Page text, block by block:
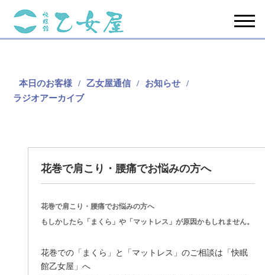
本日のお客様 乙女屋通信
お知らせ
ラジオアーカイブ
花巻で肩こり・腰痛でお悩みの方へ
花巻で肩こり・腰痛でお悩みの方へ
もしかしたら「まくら」や「マットレス」が原因かもしれません。
花巻での「まくら」と「マットレス」のご相談は「快眠
館乙女屋」へ